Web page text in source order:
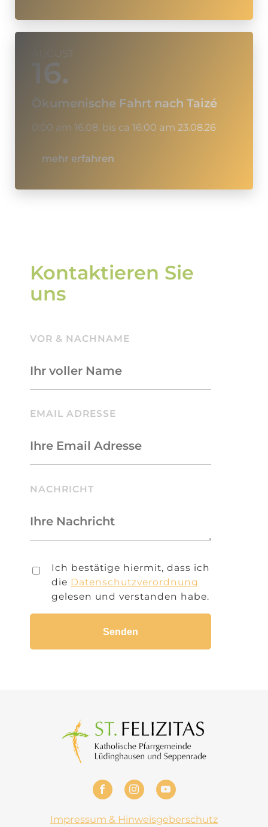
AUGUST
16.
Ökumenische Fahrt nach Taizé
0:00 am 16.08. bis ca 16:00 am 23.08.26
mehr erfahren
Kontaktieren Sie
uns
VOR & NACHNAME
BITTE LASSE DIESES FELD LEER.
EMAIL ADRESSE
NACHRICHT
Ich bestätige hiermit, dass ich
die Datenschutzverordnung
gelesen und verstanden habe.
Impressum & Hinweisgeberschutz